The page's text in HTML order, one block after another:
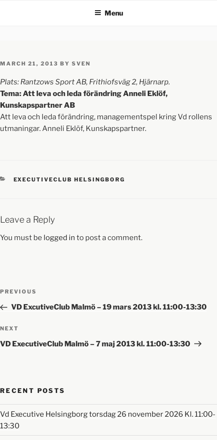
Menu
MARCH 21, 2013 BY SVEN
Plats: Rantzows Sport AB, Frithiofsväg 2, Hjärnarp.
Tema: Att leva och leda förändring Anneli Eklöf,
Kunskapspartner AB
Att leva och leda förändring, managementspel kring Vd rollens
utmaningar. Anneli Eklöf, Kunskapspartner.
EXECUTIVECLUB HELSINGBORG
Leave a Reply
You must be logged in to post a comment.
PREVIOUS
VD ExcutiveClub Malmö – 19 mars 2013 kl. 11:00-13:30
NEXT
VD ExecutiveClub Malmö – 7 maj 2013 kl. 11:00-13:30
RECENT POSTS
Vd Executive Helsingborg torsdag 26 november 2026 Kl. 11:00-
13:30